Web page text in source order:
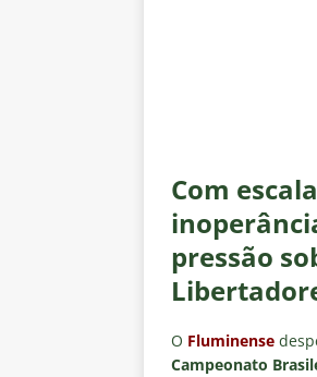
[
[ 7
[ 6
Com
pressão
O Fluminense
Campeonato